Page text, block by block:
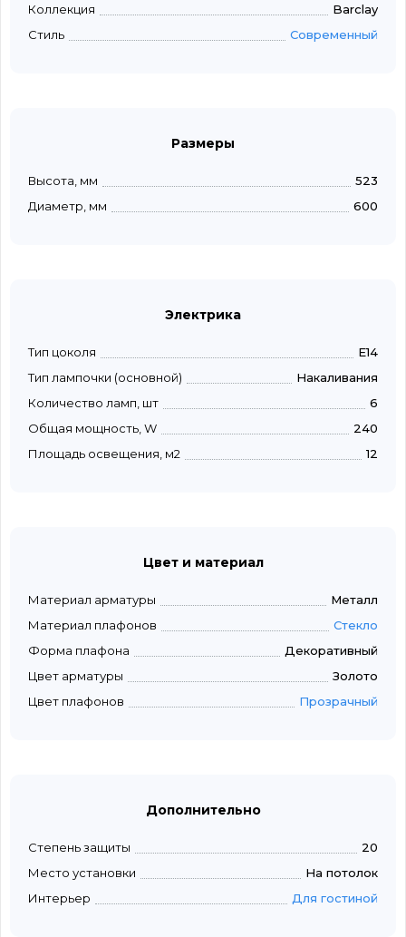
Коллекция
Barclay
Стиль
Современный
Размеры
Высота, мм
523
Диаметр, мм
600
Электрика
Тип цоколя
E14
Тип лампочки (основной)
Накаливания
Количество ламп, шт
6
Общая мощность, W
240
Площадь освещения, м2
12
Цвет и материал
Материал арматуры
Металл
Материал плафонов
Стекло
Форма плафона
Декоративный
Цвет арматуры
Золото
Цвет плафонов
Прозрачный
Дополнительно
Степень защиты
20
Место установки
На потолок
Интерьер
Для гостиной